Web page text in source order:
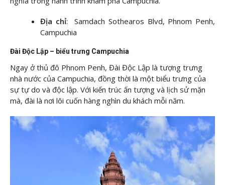
Địa chỉ: Samdach Sothearos Blvd, Phnom Penh,
Campuchia
Đài Độc Lập – biểu trưng Campuchia
Ngay ở thủ đô Phnom Penh, Đài Độc Lập là tượng trưng
nhà nước của Campuchia, đồng thời là một biểu trưng của
sự tự do và độc lập. Với kiến trúc ấn tượng và lịch sử mặn
mà, đài là nơi lôi cuốn hàng nghìn du khách mỗi năm.